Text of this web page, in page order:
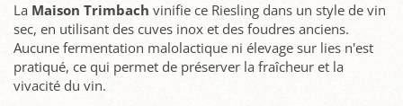
La Maison Trimbach vinifie ce Riesling dans un style de vin
sec, en utilisant des cuves inox et des foudres anciens.
Aucune fermentation malolactique ni élevage sur lies n'est
pratiqué, ce qui permet de préserver la fraîcheur et la
vivacité du vin.